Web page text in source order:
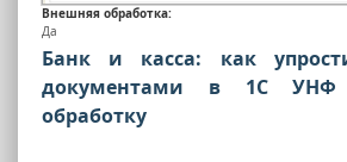
Внешняя обработка:
Да
Банк и касса: как
документами в 1С УНФ
обработку